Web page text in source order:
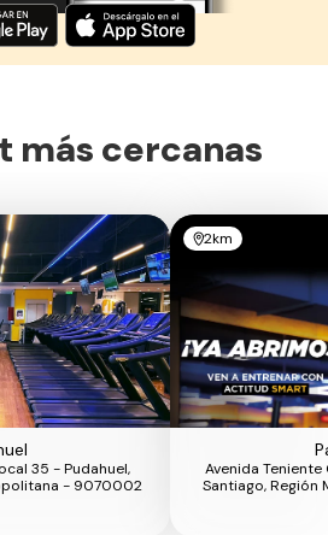
más cercanas
35 - Pudahuel,
- 9070002
2km
Avenida Teniente
Santiago,